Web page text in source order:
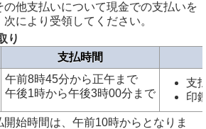
他支払いについて現金での支払いを
により受領してください。
り
支払時間
午前8時45分から正午まで
午後1時から午後3時00分まで
支
印
始時間は、午前10時からとなりま